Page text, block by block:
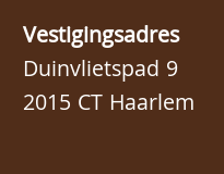
Vestigingsadres
Duinvlietspad 9
2015 CT Haarlem